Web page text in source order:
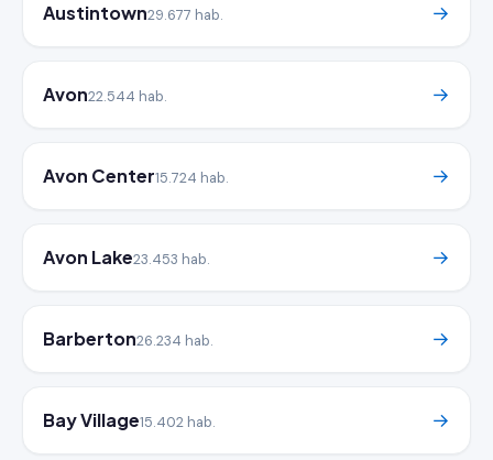
Austintown29.677 hab. →
Avon22.544 hab. →
Avon Center15.724 hab. →
Avon Lake23.453 hab. →
Barberton26.234 hab. →
Bay Village15.402 hab. →